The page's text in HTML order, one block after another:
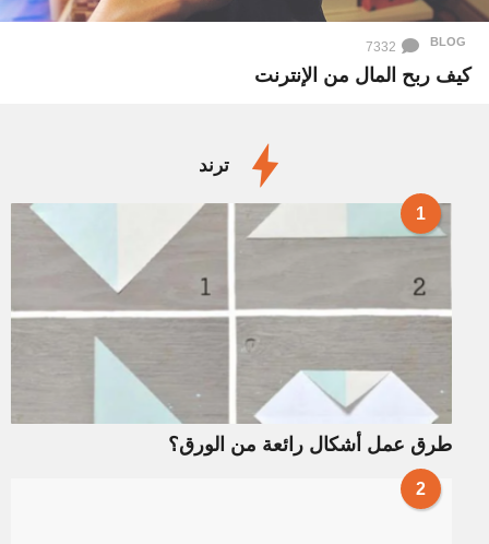
BLOG
7332
كيف ربح المال من الإنترنت
ترند
1
طرق عمل أشكال رائعة من الورق؟
2